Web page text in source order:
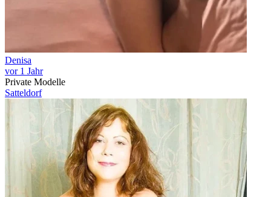
Denisa
vor 1 Jahr
Private Modelle
Satteldorf